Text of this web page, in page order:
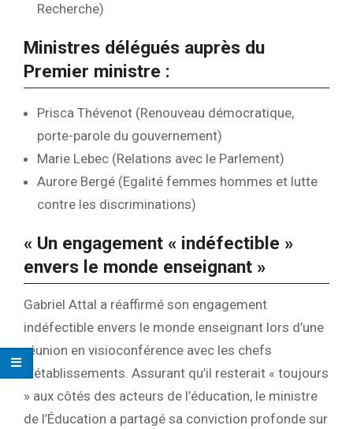
Recherche)
Ministres délégués auprès du
Premier ministre :
Prisca Thévenot (Renouveau démocratique,
porte-parole du gouvernement)
Marie Lebec (Relations avec le Parlement)
Aurore Bergé (Egalité femmes hommes et lutte
contre les discriminations)
« Un engagement « indéfectible »
envers le monde enseignant »
Gabriel Attal a réaffirmé son engagement
indéfectible envers le monde enseignant lors d’une
réunion en visioconférence avec les chefs
d’établissements. Assurant qu’il resterait « toujours
» aux côtés des acteurs de l’éducation, le ministre
de l’Éducation a partagé sa conviction profonde sur